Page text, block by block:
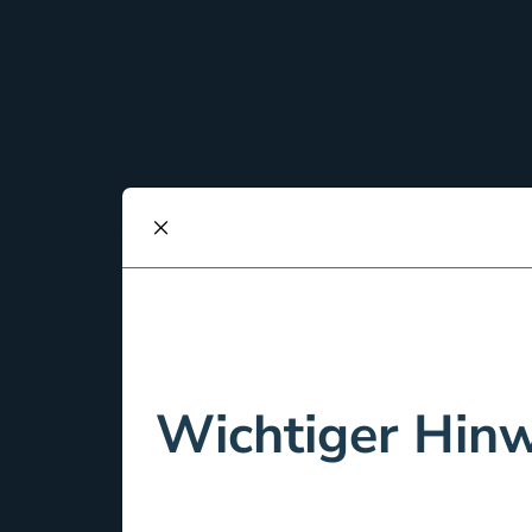
schliessen
Wichtiger